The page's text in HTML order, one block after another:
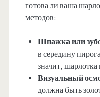
готова ли ваша
методов:
Шпажка или
в середину
значит, шарлотка
Визуальный
должна быть